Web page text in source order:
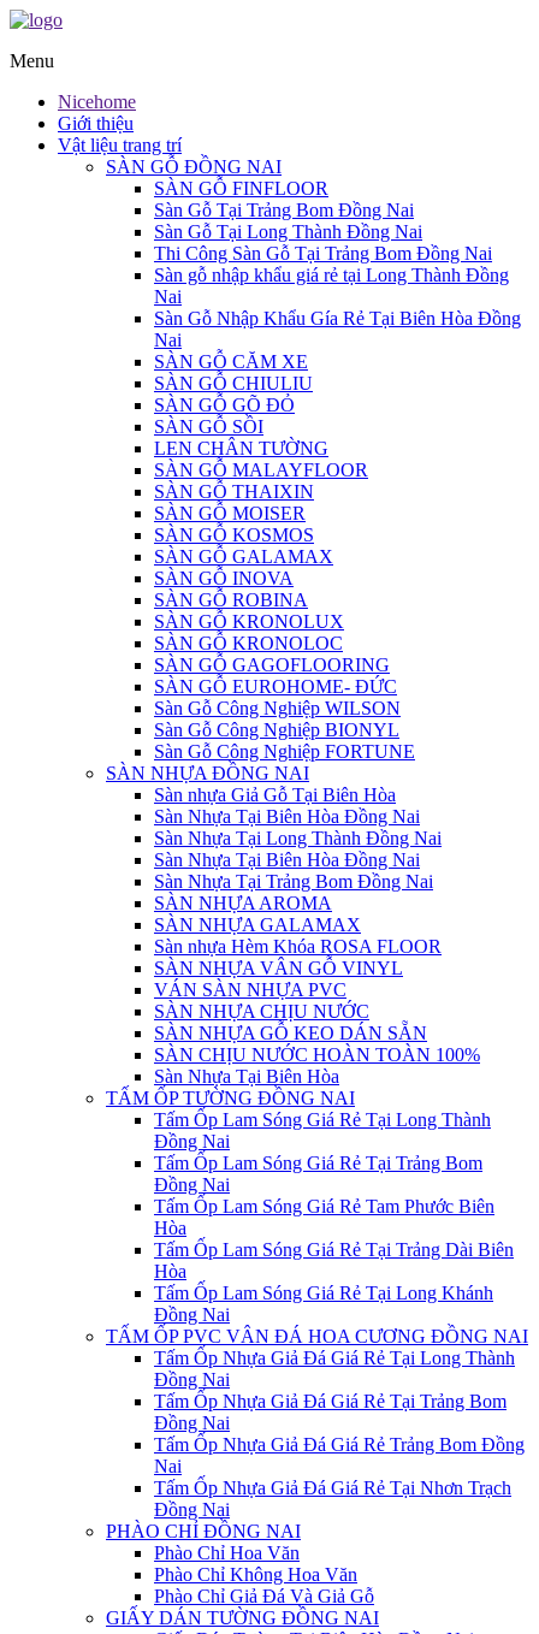
Menu
Nicehome
Giới thiệu
Vật liệu trang trí
SÀN GỖ ĐỒNG NAI
SÀN GỖ FINFLOOR
Sàn Gỗ Tại Trảng Bom Đồng Nai
Sàn Gỗ Tại Long Thành Đồng Nai
Thi Công Sàn Gỗ Tại Trảng Bom Đồng Nai
Sàn gỗ nhập khẩu giá rẻ tại Long Thành Đồng
Nai
Sàn Gỗ Nhập Khẩu Gía Rẻ Tại Biên Hòa Đồng
Nai
SÀN GỖ CĂM XE
SÀN GỖ CHIULIU
SÀN GỖ GÕ ĐỎ
SÀN GỖ SỒI
LEN CHÂN TƯỜNG
SÀN GỖ MALAYFLOOR
SÀN GỖ THAIXIN
SÀN GỖ MOISER
SÀN GỖ KOSMOS
SÀN GỖ GALAMAX
SÀN GỖ INOVA
SÀN GỖ ROBINA
SÀN GỖ KRONOLUX
SÀN GỖ KRONOLOC
SÀN GỖ GAGOFLOORING
SÀN GỖ EUROHOME- ĐỨC
Sàn Gỗ Công Nghiệp WILSON
Sàn Gỗ Công Nghiệp BIONYL
Sàn Gỗ Công Nghiệp FORTUNE
SÀN NHỰA ĐỒNG NAI
Sàn nhựa Giả Gỗ Tại Biên Hòa
Sàn Nhựa Tại Biên Hòa Đồng Nai
Sàn Nhựa Tại Long Thành Đồng Nai
Sàn Nhựa Tại Biên Hòa Đồng Nai
Sàn Nhựa Tại Trảng Bom Đồng Nai
SÀN NHỰA AROMA
SÀN NHỰA GALAMAX
Sàn nhựa Hèm Khóa ROSA FLOOR
SÀN NHỰA VÂN GỖ VINYL
VÁN SÀN NHỰA PVC
SÀN NHỰA CHỊU NƯỚC
SÀN NHỰA GỖ KEO DÁN SẴN
SÀN CHỊU NƯỚC HOÀN TOÀN 100%
Sàn Nhựa Tại Biên Hòa
TẤM ỐP TƯỜNG ĐỒNG NAI
Tấm Ốp Lam Sóng Giá Rẻ Tại Long Thành
Đồng Nai
Tấm Ốp Lam Sóng Giá Rẻ Tại Trảng Bom
Đồng Nai
Tấm Ốp Lam Sóng Giá Rẻ Tam Phước Biên
Hòa
Tấm Ốp Lam Sóng Giá Rẻ Tại Trảng Dài Biên
Hòa
Tấm Ốp Lam Sóng Giá Rẻ Tại Long Khánh
Đồng Nai
TẤM ỐP PVC VÂN ĐÁ HOA CƯƠNG ĐỒNG NAI
Tấm Ốp Nhựa Giả Đá Giá Rẻ Tại Long Thành
Đồng Nai
Tấm Ốp Nhựa Giả Đá Giá Rẻ Tại Trảng Bom
Đồng Nai
Tấm Ốp Nhựa Giả Đá Giá Rẻ Trảng Bom Đồng
Nai
Tấm Ốp Nhựa Giả Đá Giá Rẻ Tại Nhơn Trạch
Đồng Nai
PHÀO CHỈ ĐỒNG NAI
Phào Chỉ Hoa Văn
Phào Chỉ Không Hoa Văn
Phào Chỉ Giả Đá Và Giả Gỗ
GIẤY DÁN TƯỜNG ĐỒNG NAI